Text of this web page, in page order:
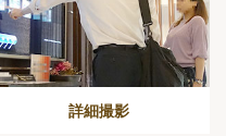
詳細撮影